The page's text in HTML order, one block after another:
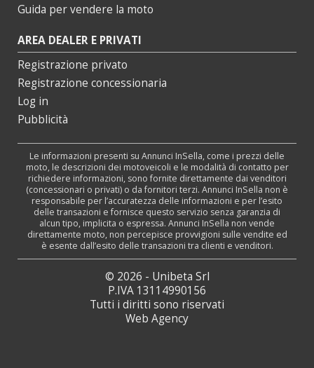
Guida per vendere la moto
AREA DEALER E PRIVATI
Registrazione privato
Registrazione concessionaria
Log in
Pubblicità
Le informazioni presenti su Annunci InSella, come i prezzi delle
moto, le descrizioni dei motoveicoli e le modalità di contatto per
richiedere informazioni, sono fornite direttamente dai venditori
(concessionari o privati) o da fornitori terzi. Annunci InSella non è
responsabile per l’accuratezza delle informazioni e per l’esito
delle transazioni e fornisce questo servizio senza garanzia di
alcun tipo, implicita o espressa. Annunci InSella non vende
direttamente moto, non percepisce provvigioni sulle vendite ed
è esente dall’esito delle transazioni tra clienti e venditori.
© 2026 - Unibeta Srl
P.IVA 13114990156
Tutti i diritti sono riservati
Web Agency